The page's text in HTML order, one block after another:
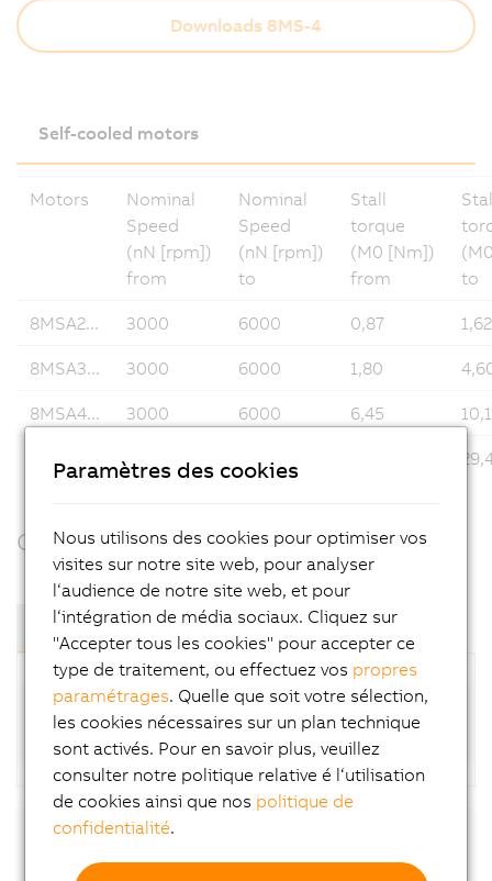
Downloads 8MS-4
Self-cooled motors
Motors
Nominal
Speed
(nN [rpm])
from
Nominal
Speed
(nN [rpm])
to
Stall
torque
(M0 [Nm])
from
to
8MSA2... 3000 6000 0,87 1,62
8MSA3... 3000 6000 1,80
8MSA4... 3000 6000 6,45
8MSA5... 3000 3000
Components & Modules
Composants et modules
Standard motors (8MSA-4; available at short
Downloads
Paramètres des cookies
Nous utilisons des cookies pour optimiser vos
visites sur notre site web, pour analyser
l‘audience de notre site web, et pour
l‘intégration de média sociaux. Cliquez sur
"Accepter tous les cookies" pour accepter ce
type de traitement, ou effectuez vos propres
paramétrages. Quelle que soit votre sélection,
les cookies nécessaires sur un plan technique
sont activés. Pour en savoir plus, veuillez
consulter notre politique relative é l‘utilisation
de cookies ainsi que nos politique de
confidentialité.